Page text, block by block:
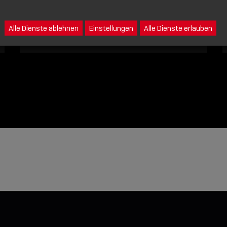
Alle Dienste ablehnen Einstellungen Alle Dienste erlauben